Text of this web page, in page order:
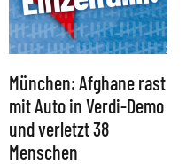
München: Afghane rast
mit Auto in Verdi-Demo
und verletzt 38
Menschen